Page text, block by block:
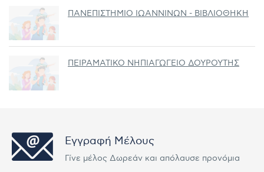
ΠΑΝΕΠΙΣΤΗΜΙΟ ΙΩΑΝΝΙΝΩΝ - ΒΙΒΛΙΟΘΗΚΗ
ΠΕΙΡΑΜΑΤΙΚΟ ΝΗΠΙΑΓΩΓΕΙΟ ΔΟΥΡΟΥΤΗΣ
Εγγραφή Μέλους
Γίνε μέλος Δωρεάν και απόλαυσε προνόμια